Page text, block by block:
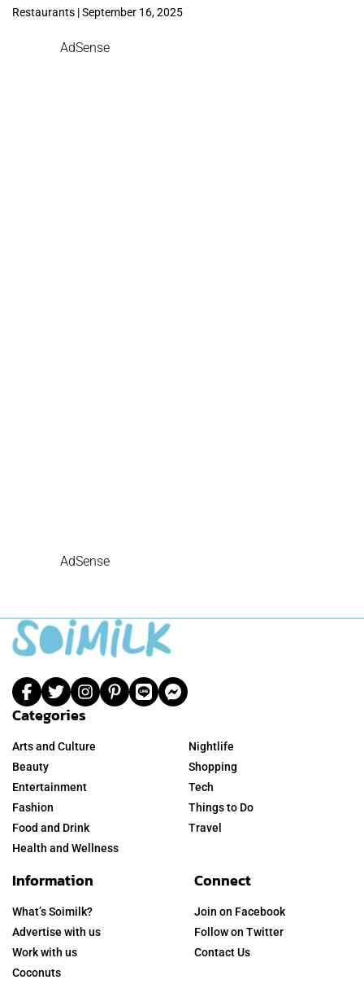
Restaurants | September 16, 2025
AdSense
AdSense
Categories
Arts and Culture
Beauty
Entertainment
Fashion
Food and Drink
Health and Wellness
Nightlife
Shopping
Tech
Things to Do
Travel
Information
What’s Soimilk?
Advertise with us
Work with us
Coconuts
Connect
Join on Facebook
Follow on Twitter
Contact Us